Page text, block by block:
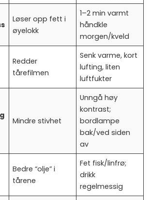
Løser opp fett i
øyelokk
1–2 min varmt
håndkle
morgen/kveld
Redder
tårefilmen
Senk varme, kort
lufting, liten
luftfukter
Mindre stivhet
Unngå høy
kontrast;
bordlampe
bak/ved siden
av
Bedre “olje” i
tårene
Fet fisk/linfrø;
drikk
regelmessig